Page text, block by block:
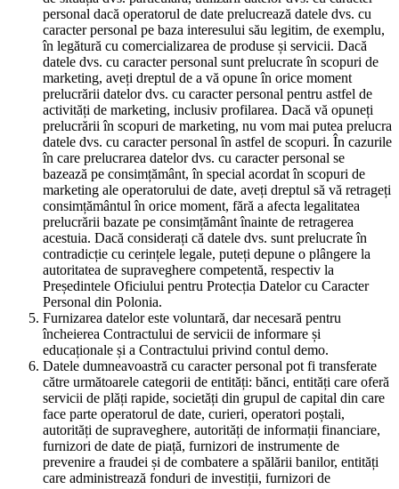
personal dacă operatorul de date prelucrează datele dvs. cu
caracter personal pe baza interesului său legitim, de exemplu,
în legătură cu comercializarea de produse și servicii. Dacă
datele dvs. cu caracter personal sunt prelucrate în scopuri de
marketing, aveți dreptul de a vă opune în orice moment
prelucrării datelor dvs. cu caracter personal pentru astfel de
activități de marketing, inclusiv profilarea. Dacă vă opuneți
prelucrării în scopuri de marketing, nu vom mai putea prelucra
datele dvs. cu caracter personal în astfel de scopuri. În cazurile
în care prelucrarea datelor dvs. cu caracter personal se
bazează pe consimțământ, în special acordat în scopuri de
marketing ale operatorului de date, aveți dreptul să vă retrageți
consimțământul în orice moment, fără a afecta legalitatea
prelucrării bazate pe consimțământ înainte de retragerea
acestuia. Dacă considerați că datele dvs. sunt prelucrate în
contradicție cu cerințele legale, puteți depune o plângere la
autoritatea de supraveghere competentă, respectiv la
Președintele Oficiului pentru Protecția Datelor cu Caracter
Personal din Polonia.
Furnizarea datelor este voluntară, dar necesară pentru
încheierea Contractului de servicii de informare și
educaționale și a Contractului privind contul demo.
Datele dumneavoastră cu caracter personal pot fi transferate
către următoarele categorii de entități: bănci, entități care oferă
servicii de plăți rapide, societăți din grupul de capital din care
face parte operatorul de date, curieri, operatori poștali,
autorități de supraveghere, autorități de informații financiare,
furnizori de date de piață, furnizori de instrumente de
prevenire a fraudei și de combatere a spălării banilor, entități
care administrează fonduri de investiții, furnizori de